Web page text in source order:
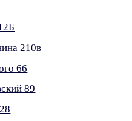
210в
66
89